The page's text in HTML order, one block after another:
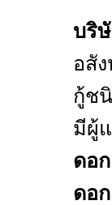
บริ
อสั
กู้ช
มีผู้
ดอ
ดอ